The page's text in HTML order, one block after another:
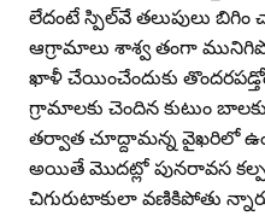
లేదంటే స్పిల్‌వే తలుపులు
ఆగ్రామాలు శాశ్వ తంగా
ఖాళీ చేయించేందుకు
గ్రామాలకు చెందిన కుటుం
తర్వాత చూద్దామన్న వైఖరిలో
అయితే మొదట్లో పునరావస
చిగురుటాకులా వణికిపోతు